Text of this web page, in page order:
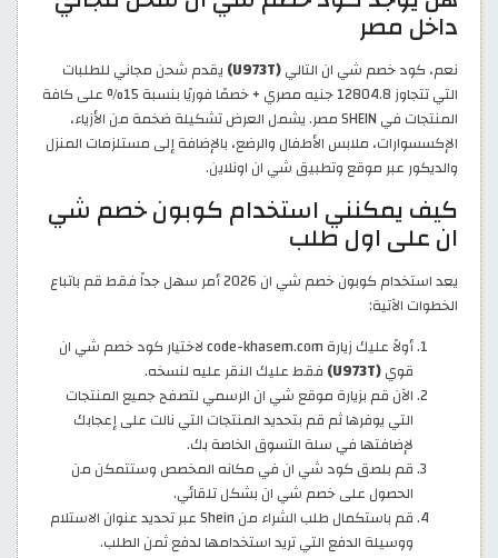
داخل مصر
نعم، كود خصم شي ان التالي(U973T)
يقدم شحن مجاني للطلبات
التي تتجاوز 12804.8 جنيه مصري + خصمًا فوريًا بنسبة 15% على كافة
المنتجات في SHEIN مصر. يشمل العرض تشكيلة ضخمة من الأزياء،
الإكسسوارات، ملابس الأطفال والرضع، بالإضافة إلى مستلزمات المنزل
والديكور عبر موقع وتطبيق شي ان اونلاين.
كيف يمكنني استخدام كوبون خصم شي
ان على اول طلب
يعد استخدام كوبون خصم شي ان 2026 أمر سهل جداً فقط قم باتباع
الخطوات الآتية:
أولاً عليك زيارة code-khasem.com لاختيار كود خصم شي ان
قوي(U973T)
فقط عليك النقر عليه لنسخه.
الآن قم بزيارة موقع شي ان الرسمي لتصفح جميع المنتجات
التي يوفرها ثم قم بتحديد المنتجات التي نالت على إعجابك
لإضافتها في سلة التسوق الخاصة بك.
قم بلصق كود شي ان في مكانه المخصص وستتمكن من
الحصول على خصم شي ان بشكل تلقائي.
قم باستكمال طلب الشراء من Shein عبر تحديد عنوان الاستلام
ووسيلة الدفع التي تريد استخدامها لدفع ثمن الطلب.